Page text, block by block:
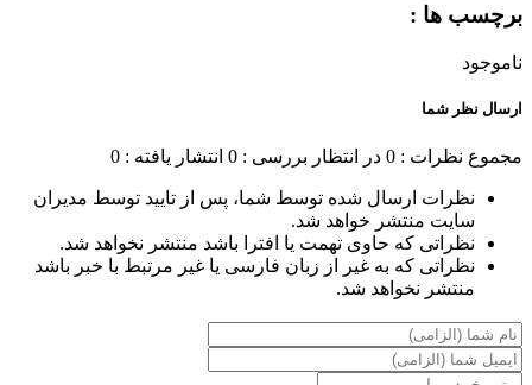
برچسب ها :
ناموجود
ارسال نظر شما
مجموع نظرات : 0 در انتظار بررسی : 0 انتشار یافته : 0
نظرات ارسال شده توسط شما، پس از تایید توسط مدیران
سایت منتشر خواهد شد.
نظراتی که حاوی تهمت یا افترا باشد منتشر نخواهد شد.
نظراتی که به غیر از زبان فارسی یا غیر مرتبط با خبر باشد
منتشر نخواهد شد.